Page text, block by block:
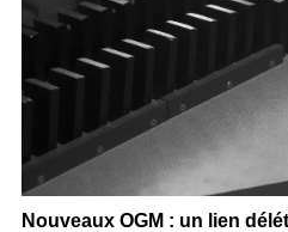
Nouveaux OGM : un lien